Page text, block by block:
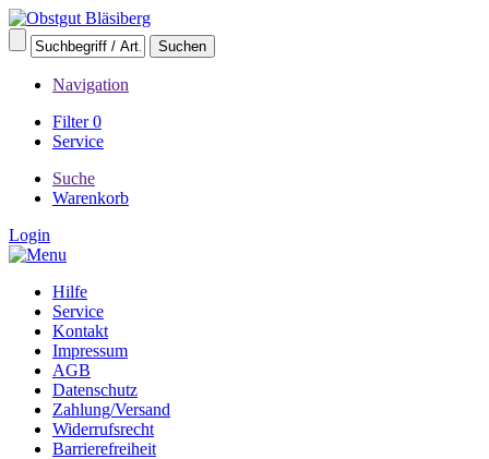
Navigation
Filter0
Service
Suche
Warenkorb
Login
Hilfe
Service
Kontakt
Impressum
AGB
Datenschutz
Zahlung/Versand
Widerrufsrecht
Barrierefreiheit